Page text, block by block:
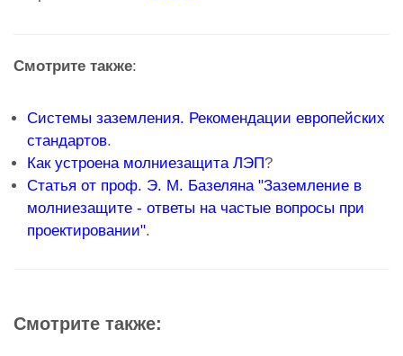
Смотрите также:
Системы заземления. Рекомендации европейских
стандартов.
Как устроена молниезащита ЛЭП?
Статья от проф. Э. М. Базеляна "Заземление в
молниезащите - ответы на частые вопросы при
проектировании".
Смотрите также: